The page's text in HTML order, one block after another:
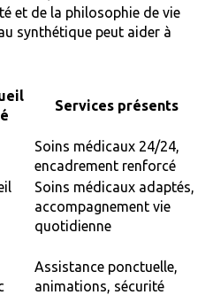
et de la philosophie de vie
synthétique peut aider à
Services présents
Soins médicaux 24/24,
encadrement renforcé
Soins médicaux adaptés,
accompagnement vie
quotidienne
Assistance ponctuelle,
animations, sécurité